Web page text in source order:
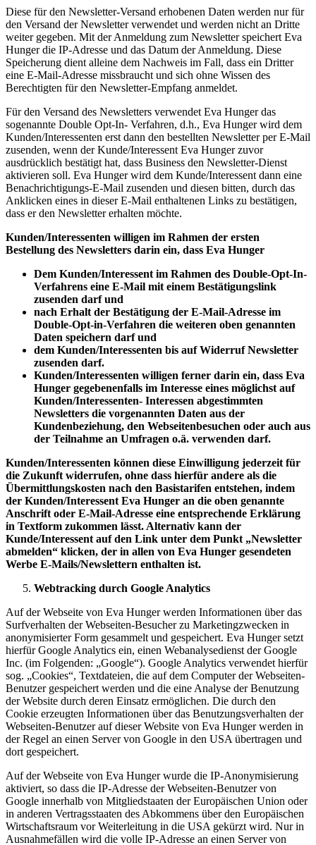
Diese für den Newsletter-Versand erhobenen Daten werden nur für
den Versand der Newsletter verwendet und werden nicht an Dritte
weiter gegeben. Mit der Anmeldung zum Newsletter speichert Eva
Hunger die IP-Adresse und das Datum der Anmeldung. Diese
Speicherung dient alleine dem Nachweis im Fall, dass ein Dritter
eine E-Mail-Adresse missbraucht und sich ohne Wissen des
Berechtigten für den Newsletter-Empfang anmeldet.
Für den Versand des Newsletters verwendet Eva Hunger das
sogenannte Double Opt-In- Verfahren, d.h., Eva Hunger wird dem
Kunden/Interessenten erst dann den bestellten Newsletter per E-Mail
zusenden, wenn der Kunde/Interessent Eva Hunger zuvor
ausdrücklich bestätigt hat, dass Business den Newsletter-Dienst
aktivieren soll. Eva Hunger wird dem Kunde/Interessent dann eine
Benachrichtigungs-E-Mail zusenden und diesen bitten, durch das
Anklicken eines in dieser E-Mail enthaltenen Links zu bestätigen,
dass er den Newsletter erhalten möchte.
Kunden/Interessenten willigen im Rahmen der ersten
Bestellung des Newsletters darin ein, dass Eva Hunger
Dem Kunden/Interessent im Rahmen des Double-Opt-In-
Verfahrens eine E-Mail mit einem Bestätigungslink
zusenden darf und
nach Erhalt der Bestätigung der E-Mail-Adresse im
Double-Opt-in-Verfahren die weiteren oben genannten
Daten speichern darf und
dem Kunden/Interessenten bis auf Widerruf Newsletter
zusenden darf.
Kunden/Interessenten willigen ferner darin ein, dass Eva
Hunger gegebenenfalls im Interesse eines möglichst auf
Kunden/Interessenten- Interessen abgestimmten
Newsletters die vorgenannten Daten aus der
Kundenbeziehung, den Webseitenbesuchen oder auch aus
der Teilnahme an Umfragen o.ä. verwenden darf.
Kunden/Interessenten können diese Einwilligung jederzeit für
die Zukunft widerrufen, ohne dass hierfür andere als die
Übermittlungskosten nach den Basistarifen entstehen, indem
der Kunden/Interessent Eva Hunger an die oben genannte
Anschrift oder E-Mail-Adresse eine entsprechende Erklärung
in Textform zukommen lässt. Alternativ kann der
Kunde/Interessent auf den Link unter dem Punkt „Newsletter
abmelden“ klicken, der in allen von Eva Hunger gesendeten
Werbe E-Mails/Newslettern enthalten ist.
Webtracking durch Google Analytics
Auf der Webseite von Eva Hunger werden Informationen über das
Surfverhalten der Webseiten-Besucher zu Marketingzwecken in
anonymisierter Form gesammelt und gespeichert. Eva Hunger setzt
hierfür Google Analytics ein, einen Webanalysedienst der Google
Inc. (im Folgenden: „Google“). Google Analytics verwendet hierfür
sog. „Cookies“, Textdateien, die auf dem Computer der Webseiten-
Benutzer gespeichert werden und die eine Analyse der Benutzung
der Website durch deren Einsatz ermöglichen. Die durch den
Cookie erzeugten Informationen über das Benutzungsverhalten der
Webseiten-Benutzer auf dieser Website von Eva Hunger werden in
der Regel an einen Server von Google in den USA übertragen und
dort gespeichert.
Auf der Webseite von Eva Hunger wurde die IP-Anonymisierung
aktiviert, so dass die IP-Adresse der Webseiten-Benutzer von
Google innerhalb von Mitgliedstaaten der Europäischen Union oder
in anderen Vertragsstaaten des Abkommens über den Europäischen
Wirtschaftsraum vor Weiterleitung in die USA gekürzt wird. Nur in
Ausnahmefällen wird die volle IP-Adresse an einen Server von